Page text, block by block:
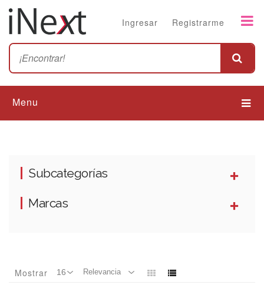
Ingresar Registrarme
Menu
Subcategorías
Marcas
Mostrar